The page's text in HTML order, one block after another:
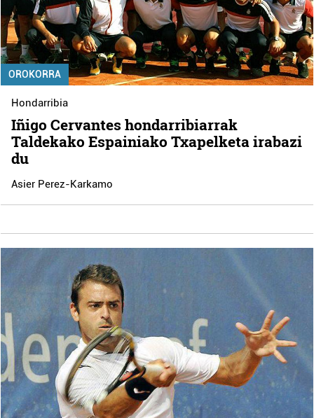
OROKORRA
Hondarribia
Iñigo Cervantes hondarribiarrak
Taldekako Espainiako Txapelketa irabazi
du
Asier Perez-Karkamo